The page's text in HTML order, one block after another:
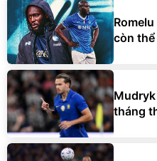
còn thể
tháng